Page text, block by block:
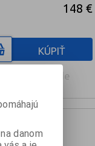
148 €
KÚPIŤ
nie je na sklade
danom